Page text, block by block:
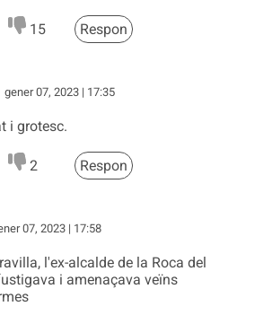
15 Respon
gener 07, 2023 | 17:35
i grotesc.
2 Respon
07, 2023 | 17:58
l'ex-alcalde de la Roca del
i amenaçava veïns